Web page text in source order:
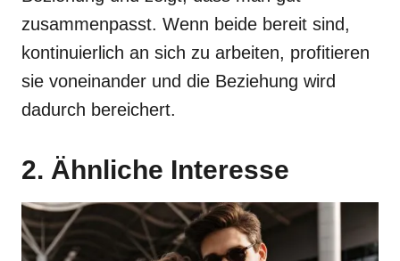
zusammenpasst. Wenn beide bereit sind,
kontinuierlich an sich zu arbeiten, profitieren
sie voneinander und die Beziehung wird
dadurch bereichert.
2. Ähnliche Interesse